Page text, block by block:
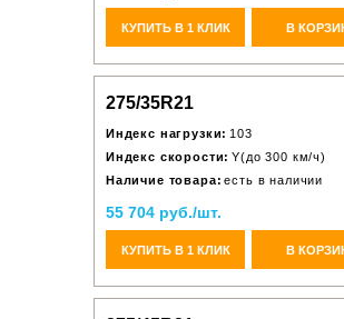
КУПИТЬ В 1 КЛИК В
275/35R21
Индекс нагрузки: 103
Индекс скорости: Y(до 300 км/ч)
Наличие товара: есть в наличии
55 704 руб./шт.
КУПИТЬ В 1 КЛИК В